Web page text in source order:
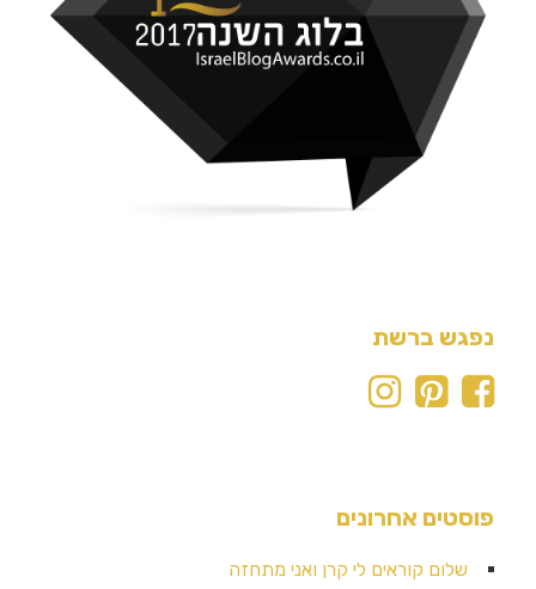
נפגש ברשת
פוסטים אחרונים
שלום קוראים לי קרן ואני מתחזה